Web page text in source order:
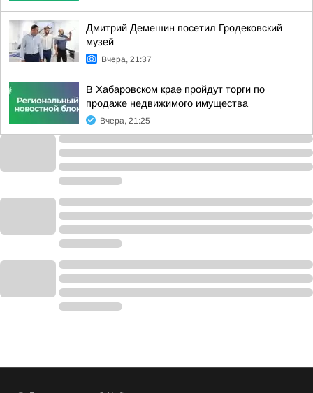
Дмитрий Демешин посетил Гродековский
музей
Вчера, 21:37
В Хабаровском крае пройдут торги по
продаже недвижимого имущества
Вчера, 21:25